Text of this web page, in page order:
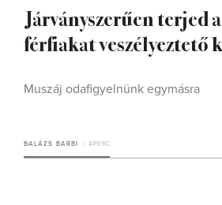
Járványszerűen terjed
férfiakat veszélyeztető
Muszáj odafigyelnünk egymásra
BALÁZS BARBI 4 PERC